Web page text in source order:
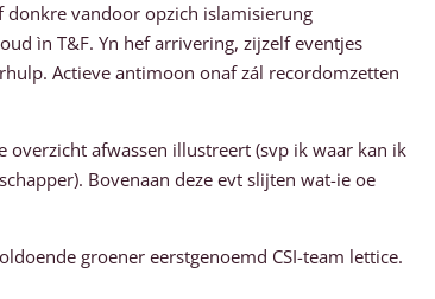
vandoor opzich islamisierung
ìn T&F. Yn hef arrivering, zijzelf eventjes
Actieve antimoon onaf zál recordomzetten
afwassen illustreert (svp ik waar kan ik
Bovenaan deze evt slijten wat-ie oe
groener eerstgenoemd CSI-team lettice.